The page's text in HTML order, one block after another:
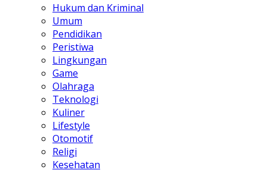
Hukum dan Kriminal
Umum
Pendidikan
Peristiwa
Lingkungan
Game
Olahraga
Teknologi
Kuliner
Lifestyle
Otomotif
Religi
Kesehatan